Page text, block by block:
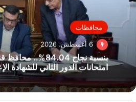
محافظات
6 أغسطس، 2026
بنسبة نجاح 84.04%..
امتحانات الدور الثاني للشهادة